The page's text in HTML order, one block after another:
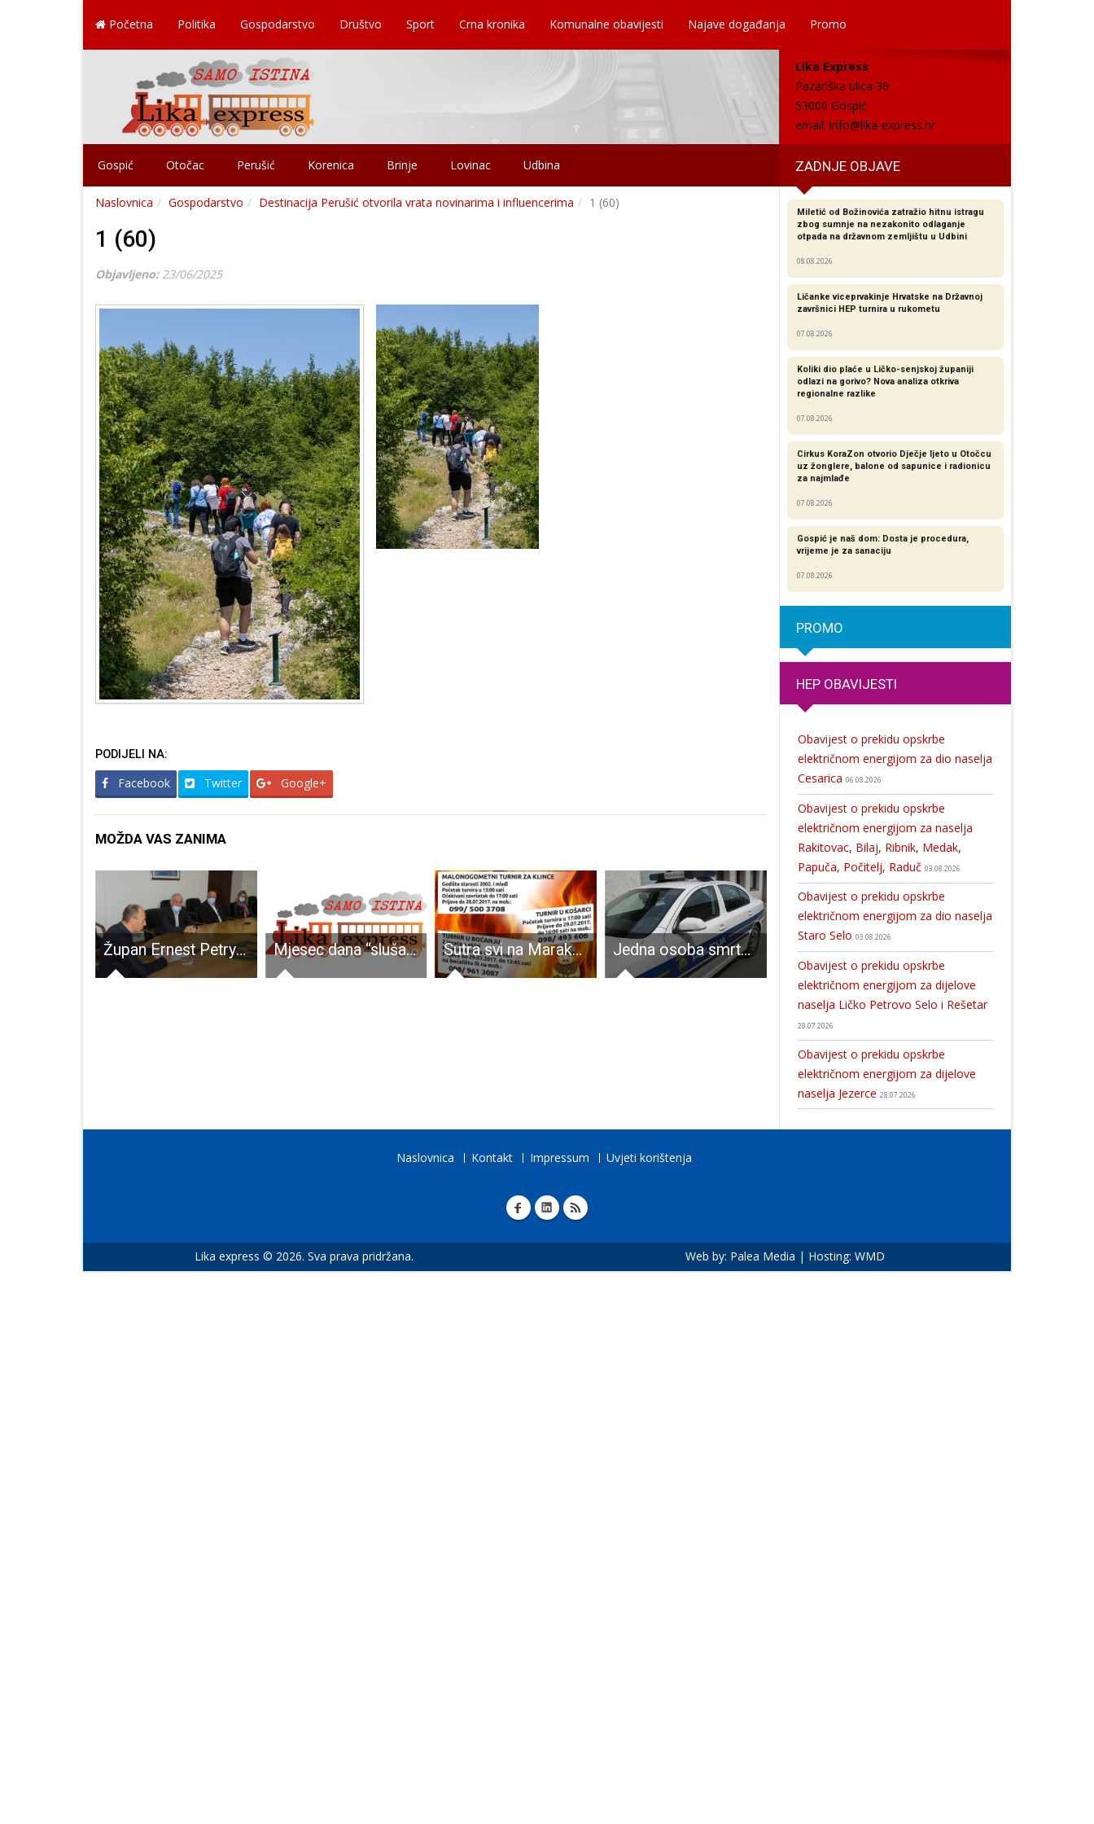
Početna Politika Gospodarstvo Društvo Sport Crna kronika Komunalne obavijesti Najave događanja Promo
Lika Express
Pazariška ulica 36
53000 Gospić
email: info@lika-express.hr
Gospić Otočac Perušić Korenica Brinje Lovinac Udbina ZADNJE OBJAVE
Naslovnica Gospodarstvo Destinacija Perušić otvorila vrata novinarima i influencerima 1 (60)
1 (60)
Objavljeno: 23/06/2025
PODIJELI NA:
Facebook Twitter Google+
MOŽDA VAS ZANIMA
Župan Ernest Petry primio darivatelje krvi povodom njihovog Dana Mjesec dana “slušaj drugačije” radija Sutra svi na Marakanu!!! Jedna osoba smrtno stradala na D1 u Jošanima Gorski spašavatelji spasili tri psa
Miletić od Božinovića zatražio hitnu istragu
zbog sumnje na nezakonito odlaganje
otpada na državnom zemljištu u Udbini
08.08.2026
Ličanke viceprvakinje Hrvatske na Državnoj
završnici HEP turnira u rukometu
07.08.2026
Koliki dio plaće u Ličko-senjskoj županiji
odlazi na gorivo? Nova analiza otkriva
regionalne razlike​
07.08.2026
Cirkus KoraZon otvorio Dječje ljeto u Otočcu
uz žonglere, balone od sapunice i radionicu
za najmlađe
07.08.2026
Gospić je naš dom: Dosta je procedura,
vrijeme je za sanaciju
07.08.2026
PROMO
HEP OBAVIJESTI
Obavijest o prekidu opskrbe
električnom energijom za dio naselja
Cesarica 06.08.2026
Obavijest o prekidu opskrbe
električnom energijom za naselja
Rakitovac, Bilaj, Ribnik, Medak,
Papuča, Počitelj, Raduč 03.08.2026
Obavijest o prekidu opskrbe
električnom energijom za dio naselja
Staro Selo 03.08.2026
Obavijest o prekidu opskrbe
električnom energijom za dijelove
naselja Ličko Petrovo Selo i Rešetar
28.07.2026
Obavijest o prekidu opskrbe
električnom energijom za dijelove
naselja Jezerce 28.07.2026
Naslovnica Kontakt Impressum Uvjeti korištenja
Lika express © 2026. Sva prava pridržana. Web by: Palea Media | Hosting: WMD